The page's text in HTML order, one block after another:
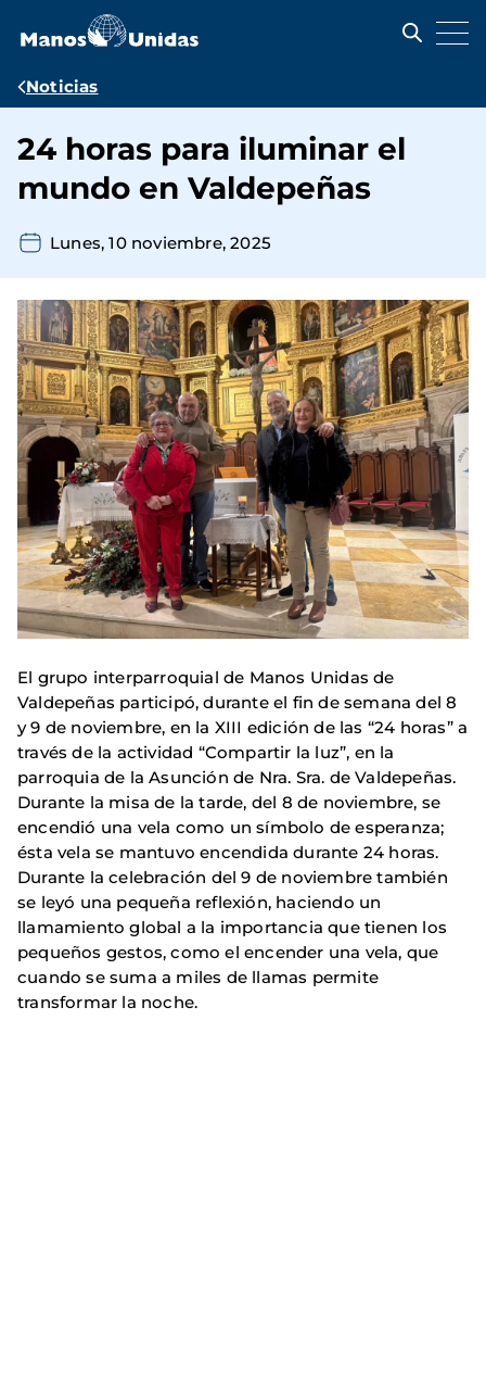
contenido
Ruta
navegación
Noticias
24 horas para iluminar el
mundo en Valdepeñas
Lunes, 10 noviembre, 2025
El grupo interparroquial de Manos Unidas de
Valdepeñas participó, durante el fin de semana del 8
y 9 de noviembre, en la XIII edición de las “24 horas” a
través de la actividad “Compartir la luz”, en la
parroquia de la Asunción de Nra. Sra. de Valdepeñas.
Durante la misa de la tarde, del 8 de noviembre, se
encendió una vela como un símbolo de esperanza;
ésta vela se mantuvo encendida durante 24 horas.
Durante la celebración del 9 de noviembre también
se leyó una pequeña reflexión, haciendo un
llamamiento global a la importancia que tienen los
pequeños gestos, como el encender una vela, que
cuando se suma a miles de llamas permite
transformar la noche.